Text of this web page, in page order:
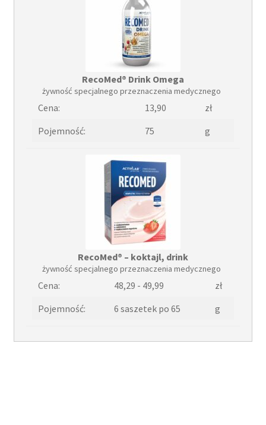
RecoMed® Drink Omega
żywność specjalnego przeznaczenia medycznego
Cena: 13,90
zł
Pojemność:
75 g
RecoMed® – koktajl, drink
żywność specjalnego przeznaczenia medycznego
Cena: 48,29 - 49,99
zł
Pojemność:
6 saszetek po 65 g